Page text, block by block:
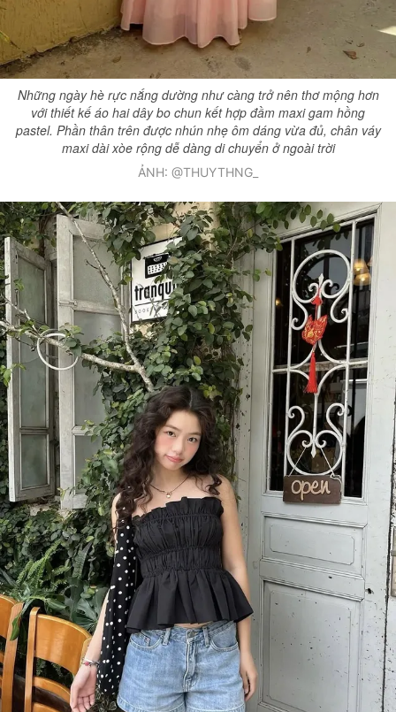
Những ngày hè rực nắng dường như càng trở nên thơ mộng hơn
với thiết kế áo hai dây bo chun kết hợp đầm maxi gam hồng
pastel. Phần thân trên được nhún nhẹ ôm dáng vừa đủ, chân váy
maxi dài xòe rộng dễ dàng di chuyển ở ngoài trời
ẢNH: @THUYTHNG_